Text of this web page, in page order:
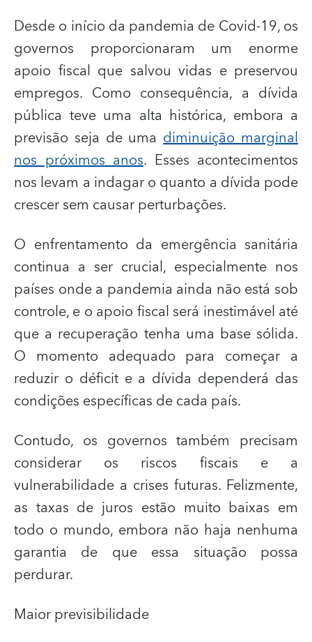
Desde o início da pandemia de Covid-19, os
governos proporcionaram um enorme
apoio fiscal que salvou vidas e preservou
empregos. Como consequência, a dívida
pública teve uma alta histórica, embora a
previsão seja de umadiminuição marginal
nos próximos anos. Esses acontecimentos
nos levam a indagar o quanto a dívida pode
crescer sem causar perturbações.
O enfrentamento da emergência sanitária
continua a ser crucial, especialmente nos
países onde a pandemia ainda não está sob
controle, e o apoio fiscal será inestimável até
que a recuperação tenha uma base sólida.
O momento adequado para começar a
reduzir o déficit e a dívida dependerá das
condições específicas de cada país.
Contudo, os governos também precisam
considerar os riscos fiscais e a
vulnerabilidade a crises futuras. Felizmente,
as taxas de juros estão muito baixas em
todo o mundo, embora não haja nenhuma
garantia de que essa situação possa
perdurar.
Maior previsibilidade